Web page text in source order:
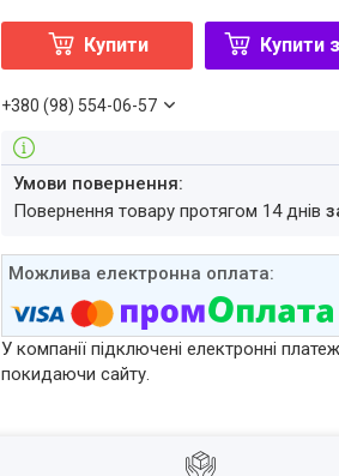
Купити Купити з
+380 (98) 554-06-57
повернення товару протягом 14 днів
У компанії підключені електронні
покидаючи сайту.